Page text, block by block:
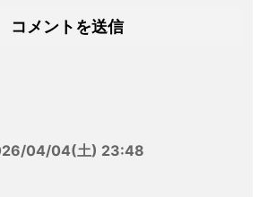
04/04(土) 23:48